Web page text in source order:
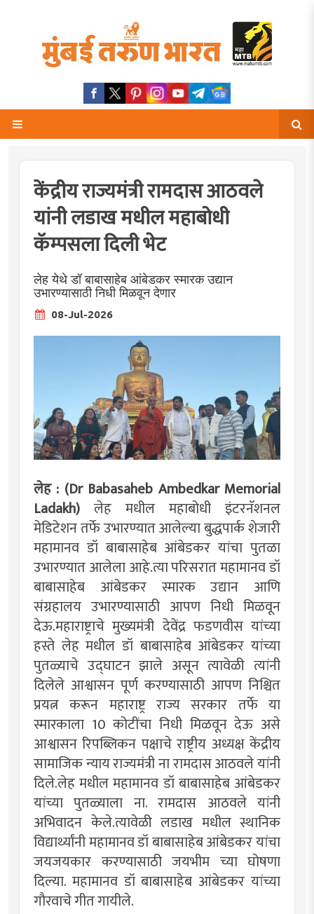
केंद्रीय राज्यमंत्री रामदास आठवले
यांनी लडाख मधील महाबोधी
कॅम्पसला दिली भेट
लेह येथे डॉ बाबासाहेब आंबेडकर स्मारक उद्यान
उभारण्यासाठी निधी मिळवून देणार
08-Jul-2026
लेह : (Dr Babasaheb Ambedkar Memorial
Ladakh) लेह मधील महाबोधी इंटरनॅशनल
मेडिटेशन तर्फे उभारण्यात आलेल्या बुद्धपार्क शेजारी
महामानव डॉ बाबासाहेब आंबेडकर यांचा पुतळा
उभारण्यात आलेला आहे.त्या परिसरात महामानव डॉ
बाबासाहेब आंबेडकर स्मारक उद्यान आणि
संग्रहालय उभारण्यासाठी आपण निधी मिळवून
देऊ.महाराष्ट्राचे मुख्यमंत्री देवेंद्र फडणवीस यांच्या
हस्ते लेह मधील डॉ बाबासाहेब आंबेडकर यांच्या
पुतळ्याचे उद्घाटन झाले असून त्यावेळी त्यांनी
दिलेले आश्वासन पूर्ण करण्यासाठी आपण निश्चित
प्रयत्न करून महाराष्ट्र राज्य सरकार तर्फे या
स्मारकाला 10 कोटींचा निधी मिळवून देऊ असे
आश्वासन रिपब्लिकन पक्षाचे राष्ट्रीय अध्यक्ष केंद्रीय
सामाजिक न्याय राज्यमंत्री ना रामदास आठवले यांनी
दिले.लेह मधील महामानव डॉ बाबासाहेब आंबेडकर
यांच्या पुतळ्याला ना. रामदास आठवले यांनी
अभिवादन केले.त्यावेळी लडाख मधील स्थानिक
विद्यार्थ्यांनी महामानव डॉ बाबासाहेब आंबेडकर यांचा
जयजयकार करण्यासाठी जयभीम च्या घोषणा
दिल्या. महामानव डॉ बाबासाहेब आंबेडकर यांच्या
गौरवाचे गीत गायीले.